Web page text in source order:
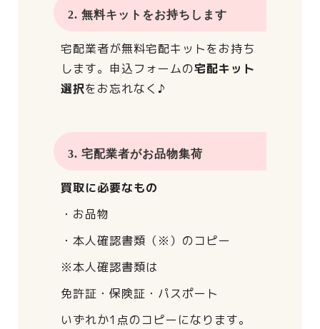
2. 無料キットをお持ちします
宅配業者が無料宅配キットをお持ち
します。 申込フォームの宅配キット
選択をお忘れなく♪
3. 宅配業者がお品物集荷
買取に必要なもの
・お品物
・本人確認書類（※）のコピー
※本人確認書類は
免許証・保険証・パスポート
いずれか1点のコピーになります。